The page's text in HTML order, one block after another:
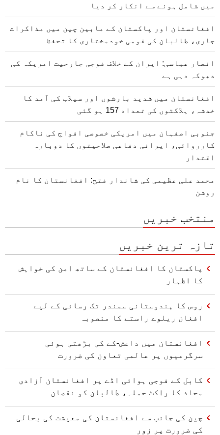
میں شامل ہونے سے انکار کر دیا
افغانستان اور پاکستان کے مابین چین میں مذاکرات
جاری، طالبان کی قومی خودمختاری کا تحفظ
انصار عباسی: ایران کے خلاف فوجی جارحیت امریکہ کی
دھوکہ دہی ہے
افغانستان میں شدید بارشوں اور سیلاب کی آمد کا
خدشہ، ہلاکتوں کی تعداد 157 ہو گئی
جنوبی اصفہان میں امریکی خصوصی افواج کی ناکام
کارروائی، ایرانی دفاعی صلاحیتوں کا دوبارہ
اقتدار
محمد علی عظیمی کی شاندار فتح: افغانستان کا نام
روشن
منتخب خبریں
تازہ ترین خبریں
پاکستان کا افغانستان کے ساتھ امن کی خواہش
کا اظہار
روس کا ہندوستانی سمندر تک رسائی کے لیے
افغان ریلوے راستے کا منصوبہ
افغانستان میں داعش-کے کی بڑھتی ہوئی
سرگرمیوں پر عالمی تعاون کی ضرورت
کابل کے فوجی ہوائی اڈے پر افغانستان آزادی
محاذ کا راکٹ حملہ، طالبان کو نقصان
چین کی جانب سے افغانستان کی معیشت کی بحالی
کی ضرورت پر زور